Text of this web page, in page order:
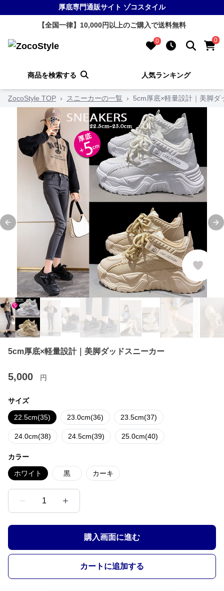
厚底専門通販サイト ゾコスタイル
【全国一律】10,000円以上のご購入で送料無料
0 0
商品を検索する 人気ランキング
ZocoStyle TOP › スニーカーの一覧 › 5cm厚底×軽量設計｜美脚ダ
Previous slide
5cm厚底×軽量設計｜美脚ダッドスニーカー
5,000 円
サイズ
22.5cm(35) 23.0cm(36) 23.5cm(37)
24.0cm(38) 24.5cm(39) 25.0cm(40)
カラー
ホワイト 黒 カーキ
1
購入画面に進む
カートに追加する